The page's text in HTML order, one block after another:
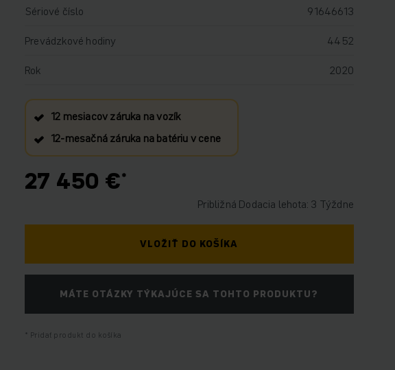
Sériové číslo
91646613
Prevádzkové hodiny
4452
Rok
2020
12 mesiacov záruka na vozík
12‑mesačná záruka na batériu v cene
27 450 €
Približná Dodacia lehota: 3 Týždne
VLOŽIŤ DO KOŠÍKA
MÁTE OTÁZKY TÝKAJÚCE SA TOHTO PRODUKTU?
Pridať produkt do košíka